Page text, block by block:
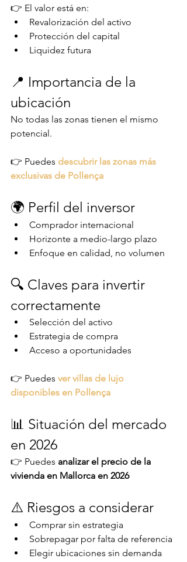
👉 El valor está en:
Revalorización del activo
Protección del capital
Liquidez futura
📍 Importancia de la
ubicación
No todas las zonas tienen el mismo
potencial.
👉 Puedes descubrir las zonas más
exclusivas de Pollença
🌍 Perfil del inversor
Comprador internacional
Horizonte a medio-largo plazo
Enfoque en calidad, no volumen
🔍 Claves para invertir
correctamente
Selección del activo
Estrategia de compra
Acceso a oportunidades
👉 Puedes ver villas de lujo
disponibles en Pollença
📊 Situación del mercado
en 2026
👉 Puedes analizar el precio de la
vivienda en Mallorca en 2026
⚠️ Riesgos a considerar
Comprar sin estrategia
Sobrepagar por falta de referencia
Elegir ubicaciones sin demanda